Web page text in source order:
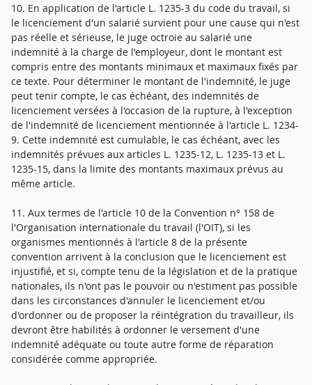
10. En application de l'article L. 1235-3 du code du travail, si
le licenciement d'un salarié survient pour une cause qui n'est
pas réelle et sérieuse, le juge octroie au salarié une
indemnité à la charge de l'employeur, dont le montant est
compris entre des montants minimaux et maximaux fixés par
ce texte. Pour déterminer le montant de l'indemnité, le juge
peut tenir compte, le cas échéant, des indemnités de
licenciement versées à l'occasion de la rupture, à l'exception
de l'indemnité de licenciement mentionnée à l'article L. 1234-
9. Cette indemnité est cumulable, le cas échéant, avec les
indemnités prévues aux articles L. 1235-12, L. 1235-13 et L.
1235-15, dans la limite des montants maximaux prévus au
même article.
11. Aux termes de l'article 10 de la Convention n° 158 de
l'Organisation internationale du travail (l'OIT), si les
organismes mentionnés à l'article 8 de la présente
convention arrivent à la conclusion que le licenciement est
injustifié, et si, compte tenu de la législation et de la pratique
nationales, ils n'ont pas le pouvoir ou n'estiment pas possible
dans les circonstances d'annuler le licenciement et/ou
d'ordonner ou de proposer la réintégration du travailleur, ils
devront être habilités à ordonner le versement d'une
indemnité adéquate ou toute autre forme de réparation
considérée comme appropriée.